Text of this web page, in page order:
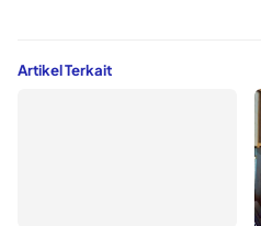
Artikel Terkait